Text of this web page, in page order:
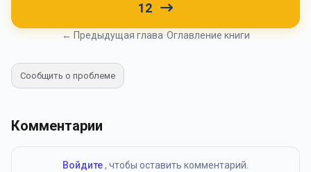
12
← Предыдущая глава Оглавление книги
Сообщить о проблеме
Комментарии
Войдите, чтобы оставить комментарий.